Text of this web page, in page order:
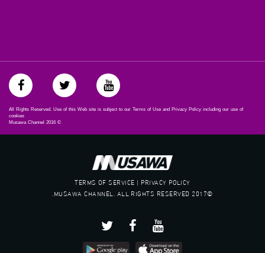
All Rights Reserved. Use of this Web site is subject to our Terms of Use and Privacy Policy including our use of
cookies
©
2016
TERMS OF SERVICE | PRIVACY POLICY
©2017 MUSAWA CHANNEL. ALL RIGHTS RESERVED.